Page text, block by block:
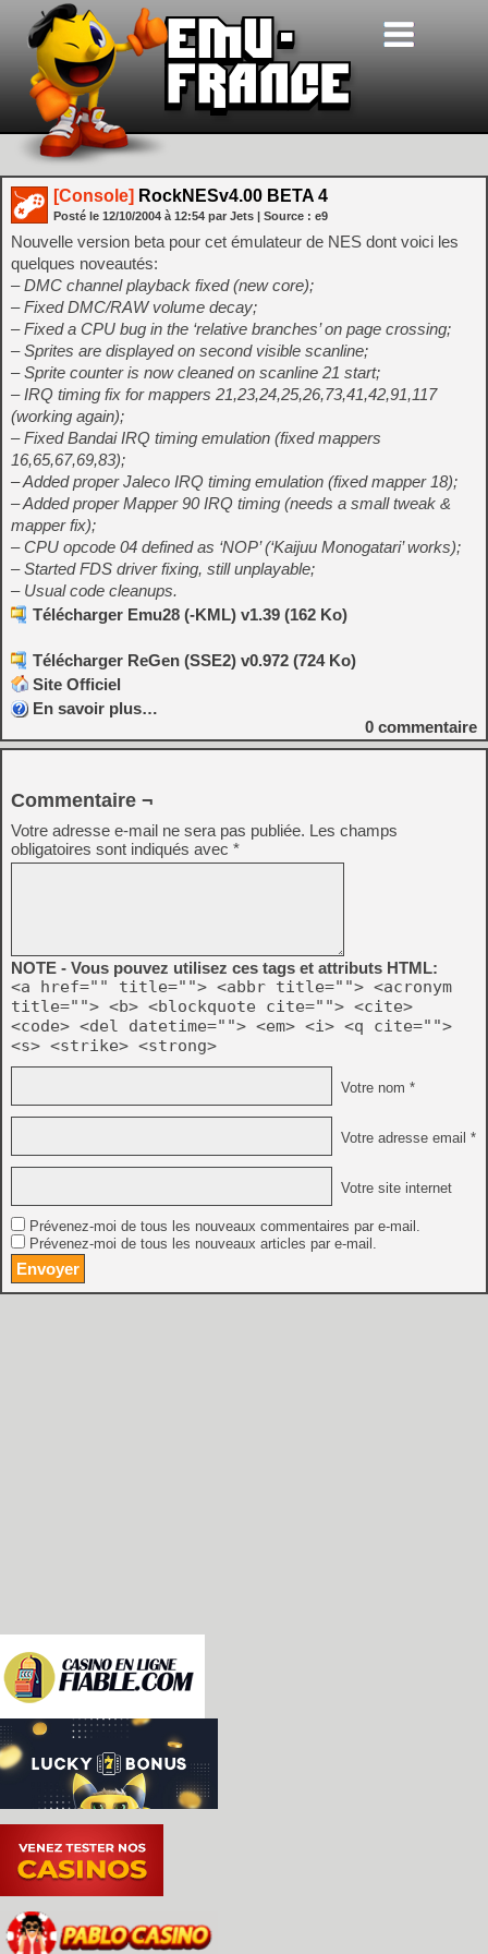
[Console] RockNESv4.00 BETA 4
Posté le 12/10/2004 à 12:54 par Jets | Source : e9
Nouvelle version beta pour cet émulateur de NES dont voici les
quelques noveautés:
– DMC channel playback fixed (new core);
– Fixed DMC/RAW volume decay;
– Fixed a CPU bug in the ‘relative branches’ on page crossing;
– Sprites are displayed on second visible scanline;
– Sprite counter is now cleaned on scanline 21 start;
– IRQ timing fix for mappers 21,23,24,25,26,73,41,42,91,117
(working again);
– Fixed Bandai IRQ timing emulation (fixed mappers
16,65,67,69,83);
– Added proper Jaleco IRQ timing emulation (fixed mapper 18);
– Added proper Mapper 90 IRQ timing (needs a small tweak &
mapper fix);
– CPU opcode 04 defined as ‘NOP’ (‘Kaijuu Monogatari’ works);
– Started FDS driver fixing, still unplayable;
– Usual code cleanups.
Télécharger Emu28 (-KML) v1.39 (162 Ko)
Télécharger ReGen (SSE2) v0.972 (724 Ko)
Site Officiel
En savoir plus…
0 commentaire
Commentaire ¬
Votre adresse e-mail ne sera pas publiée. Les champs
obligatoires sont indiqués avec *
NOTE - Vous pouvez utilisez ces tags et attributs HTML:
<a href="" title=""> <abbr title=""> <acronym
title=""> <b> <blockquote cite=""> <cite>
<code> <del datetime=""> <em> <i> <q cite="">
<s> <strike> <strong>
Votre nom *
Votre adresse email *
Votre site internet
Prévenez-moi de tous les nouveaux commentaires par e-mail.
Prévenez-moi de tous les nouveaux articles par e-mail.